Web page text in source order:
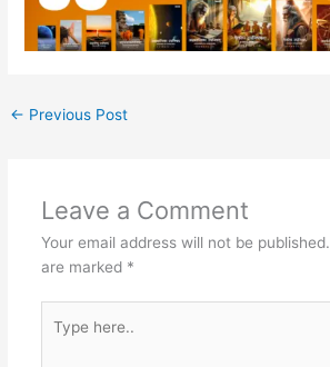
← Previous Post
Leave a Comment
Your email address will not be published.
are marked *
here..